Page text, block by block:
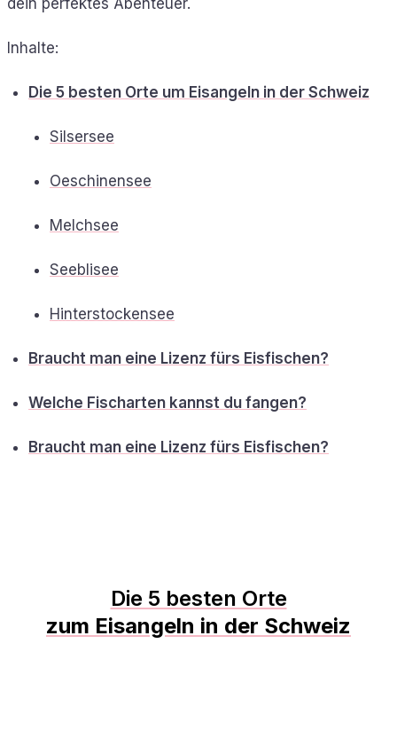
Inhalte:
Die 5 besten Orte um Eisangeln in der Schweiz
Silsersee
Oeschinensee
Melchsee
Seeblisee
Hinterstockensee
Braucht man eine Lizenz fürs Eisfischen?
Welche Fischarten kannst du fangen?
Braucht man eine Lizenz fürs Eisfischen?
Die 5 besten Orte
zum Eisangeln in der Schweiz